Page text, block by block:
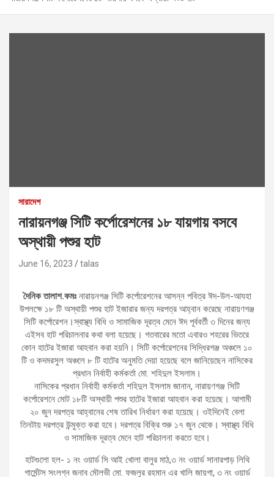
সারাদেশ
নারায়নগঞ্জ সিটি কর্পোরেশনের ১৮ যায়গায় বসবে
অস্থায়ী পশুর হাট
June 16, 2023 talas
দৈনিক তালাশ.কমঃ নারায়নগঞ্জ সিটি কর্পোরেশনের আসন্ন পবিত্র ঈদ-উল-আযহা
উপলক্ষে ১৮ টি অস্থায়ী পশুর হাট ইজারার জন্য দরপত্র আহ্বান করেছে নারায়ণগঞ্জ
সিটি কর্পোরেশন।স্বাস্থ্য বিধি ও সামাজিক দূরত্ব মেনে ঈদ পূর্ববর্তী ৩ দিনের জন্য
এইসব হাট পরিচালনার কথা বলা হয়েছে। গতবারের মতো এবারও শহরের ভিতরে
কোন হাটের ইজারা আহবান করা হয়নি। সিটি কর্পোরেশনের সিদ্ধিরগঞ্জ অঞ্চলে ১০
টি ও কদমরসুল অঞ্চলে ৮ টি হাটের অনুমতি দেয়া হয়েছে বলে জানিয়েছেন নাসিকের
প্রধান নির্বাহী কর্মকর্তা মো. শহিদুল ইসলাম।
নাসিকের প্রধান নির্বাহী কর্মকর্তা শহিদুল ইসলাম জানান, নারায়ণগঞ্জ সিটি
কর্পোরেশনে মোট ১৮টি অস্থায়ী পশুর হাটের ইজারা আহবান করা হয়েছে। আগামী
২০ জুন দরপত্র আহ্বানের শেষ তারিখ নির্ধারণ করা হয়েছে। ওইদিনেই বেলা
তিনটায় দরপত্র উন্মুক্ত করা হবে। দরপত্র বিক্রি শুরু ১৭ জুন থেকে। স্বাস্থ্য বিধি
ও সামাজিক দূরত্ব মেনে হাট পরিচালনা করতে হবে।
হাটগুলো হল- ১ নং ওয়ার্ড সি আই খোলা বালুর মাঠ,৩ নং ওয়ার্ড সানারপাড় লিথি
গার্মেন্টস সংলগ্ন জনাব মৌলভী মো. ফজলুর রহমান এর খালি জায়গা, ৩ নং ওয়ার্ড